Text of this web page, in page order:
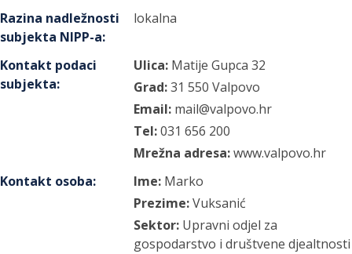
Razina nadležnosti
subjekta NIPP-a:
lokalna
Kontakt podaci
subjekta:
Ulica: Matije Gupca 32
Grad:31 550Valpovo
Email: mail@valpovo.hr
Tel:031 656 200
Mrežna adresa:www.valpovo.hr
Kontakt osoba: Ime: Marko
Prezime:Vuksanić
Sektor: Upravni odjel za
gospodarstvo i društvene djealtnosti